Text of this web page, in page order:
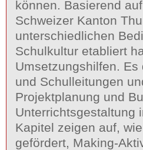
können. Basierend
Schweizer Kanton
unterschiedlichen
Schulkultur etabliert
Umsetzungshilfen.
und Schulleitungen
Projektplanung und
Unterrichtsgestaltung
Kapitel zeigen auf,
gefördert, Making-